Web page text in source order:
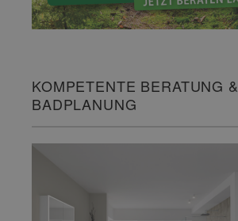
KOMPETENTE BERATUNG &
BADPLANUNG